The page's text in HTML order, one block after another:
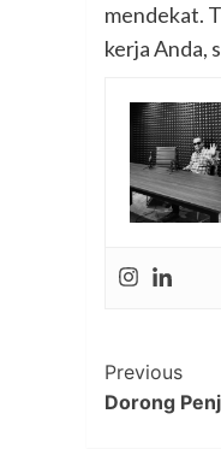
mendekat.
kerja Anda,
Post
Previous
Dorong